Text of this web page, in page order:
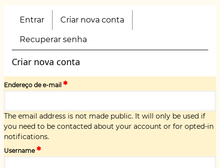
Primary
Entrar Criar nova conta
ativa)
Recuperar senha
Criar nova conta
Endereço de e-mail
The email address is not made public. It will only be used if
you need to be contacted about your account or for opted-in
notifications.
Username